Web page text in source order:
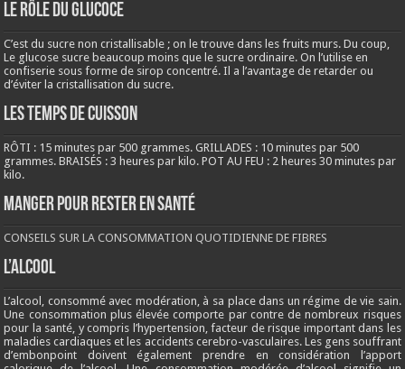
LE RÔLE DU GLUCOCE
C’est du sucre non cristallisable ; on le trouve dans les fruits murs. Du coup,
Le glucose sucre beaucoup moins que le sucre ordinaire. On l’utilise en
confiserie sous forme de sirop concentré. Il a l’avantage de retarder ou
d’éviter la cristallisation du sucre.
LES TEMPS DE CUISSON
RÔTI : 15 minutes par 500 grammes. GRILLADES : 10 minutes par 500
grammes. BRAISÉS : 3 heures par kilo. POT AU FEU : 2 heures 30 minutes par
kilo.
Manger pour rester en santé
CONSEILS SUR LA CONSOMMATION QUOTIDIENNE DE FIBRES
L’ALCOOL
L’alcool, consommé avec modération, à sa place dans un régime de vie sain.
Une consommation plus élevée comporte par contre de nombreux risques
pour la santé, y compris l’hypertension, facteur de risque important dans les
maladies cardiaques et les accidents cerebro-vasculaires. Les gens souffrant
d’embonpoint doivent également prendre en considération l’apport